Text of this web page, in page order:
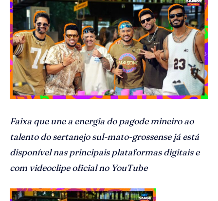
Faixa que une a energia do pagode mineiro ao
talento do sertanejo sul-mato-grossense já está
disponível nas principais plataformas digitais e
com videoclipe oficial no YouTube